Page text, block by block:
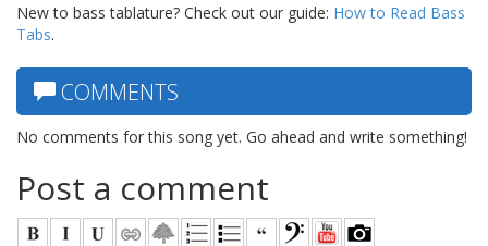
New to bass tablature? Check out our guide: How to Read Bass
Tabs.
COMMENTS
No comments for this song yet. Go ahead and write something!
Post a comment